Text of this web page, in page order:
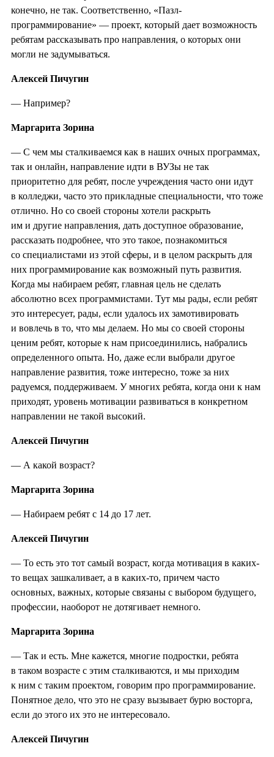
конечно, не так. Соответственно, «Пазл-
программирование» — проект, который дает возможность
ребятам рассказывать про направления, о которых они
могли не задумываться.
Алексей Пичугин
— Например?
Маргарита Зорина
— С чем мы сталкиваемся как в наших очных программах,
так и онлайн, направление идти в ВУЗы не так
приоритетно для ребят, после учреждения часто они идут
в колледжи, часто это прикладные специальности, что тоже
отлично. Но со своей стороны хотели раскрыть
им и другие направления, дать доступное образование,
рассказать подробнее, что это такое, познакомиться
со специалистами из этой сферы, и в целом раскрыть для
них программирование как возможный путь развития.
Когда мы набираем ребят, главная цель не сделать
абсолютно всех программистами. Тут мы рады, если ребят
это интересует, рады, если удалось их замотивировать
и вовлечь в то, что мы делаем. Но мы со своей стороны
ценим ребят, которые к нам присоединились, набрались
определенного опыта. Но, даже если выбрали другое
направление развития, тоже интересно, тоже за них
радуемся, поддерживаем. У многих ребята, когда они к нам
приходят, уровень мотивации развиваться в конкретном
направлении не такой высокий.
Алексей Пичугин
— А какой возраст?
Маргарита Зорина
— Набираем ребят с 14 до 17 лет.
Алексей Пичугин
— То есть это тот самый возраст, когда мотивация в каких-
то вещах зашкаливает, а в каких-то, причем часто
основных, важных, которые связаны с выбором будущего,
профессии, наоборот не дотягивает немного.
Маргарита Зорина
— Так и есть. Мне кажется, многие подростки, ребята
в таком возрасте с этим сталкиваются, и мы приходим
к ним с таким проектом, говорим про программирование.
Понятное дело, что это не сразу вызывает бурю восторга,
если до этого их это не интересовало.
Алексей Пичугин